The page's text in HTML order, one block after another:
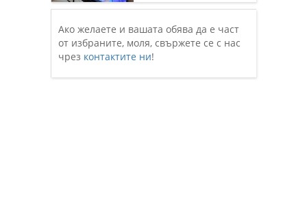
Ако желаете и вашата обява да е част
от избраните, моля, свържете се с нас
чрез контактите ни!